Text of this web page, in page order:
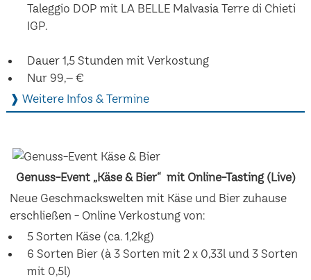
Taleggio DOP mit LA BELLE Malvasia Terre di Chieti
IGP.
Dauer 1,5 Stunden mit Verkostung
Nur 99,– €
❱ Weitere Infos & Termine
Genuss-Event „Käse & Bier“ mit Online-Tasting (Live)
Neue Geschmackswelten mit Käse und Bier zuhause
erschließen - Online Verkostung von:
5 Sorten Käse (ca. 1,2kg)
6 Sorten Bier (à 3 Sorten mit 2 x 0,33l und 3 Sorten
mit 0,5l)